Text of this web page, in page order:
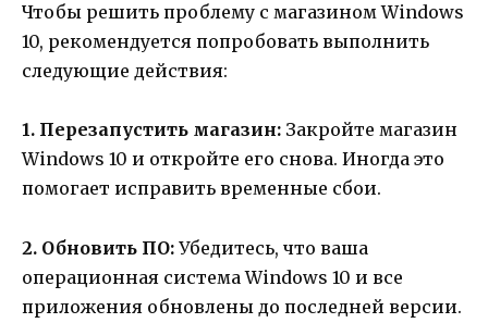
Чтобы решить проблему с магазином Windows
10, рекомендуется попробовать выполнить
следующие действия:
1. Перезапустить магазин: Закройте магазин
Windows 10 и откройте его снова. Иногда это
помогает исправить временные сбои.
2. Обновить ПО: Убедитесь, что ваша
операционная система Windows 10 и все
приложения обновлены до последней версии.